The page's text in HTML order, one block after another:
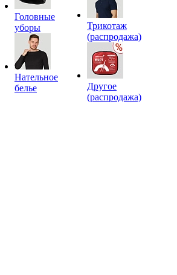
Головные
уборы
Нательное
белье
Трикотаж
(распродажа)
Другое
(распродажа)